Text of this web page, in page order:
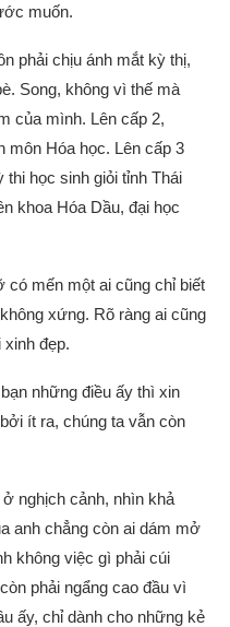
muốn.
phải chịu ánh mắt kỳ thị,
Song, không vì thế mà
của mình. Lên cấp 2,
môn Hóa học. Lên cấp 3
thi học sinh giỏi tỉnh Thái
khoa Hóa Dầu, đại học
có mến một ai cũng chỉ biết
xứng. Rõ ràng ai cũng
đẹp.
những điều ấy thì xin
ít ra, chúng ta vẫn còn
nghịch cảnh, nhìn khả
anh chẳng còn ai dám mở
không việc gì phải cúi
phải ngẩng cao đầu vì
ấy, chỉ dành cho những kẻ